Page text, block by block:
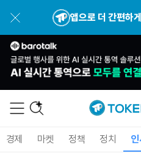
앱으로 더 간편하
경제 마켓 정책 정치
USDC (USDC)
XRP (XRP)